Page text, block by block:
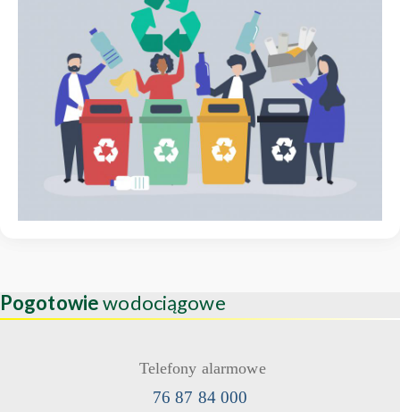
Pogotowiewodociągowe
Telefony alarmowe
76 87 84 000